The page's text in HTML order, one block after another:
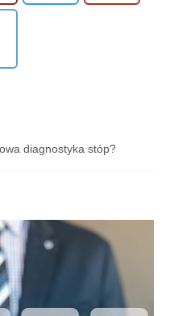
diagnostyka stóp?